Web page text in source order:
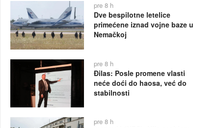
pre 8 h
Dve bespilotne letelice
primećene iznad vojne baze u
Nemačkoj
pre 8 h
Đilas: Posle promene vlasti
neće doći do haosa, već do
stabilnosti
pre 8 h